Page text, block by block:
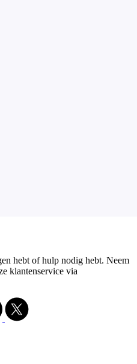
hebt of hulp nodig hebt. Neem
klantenservice via